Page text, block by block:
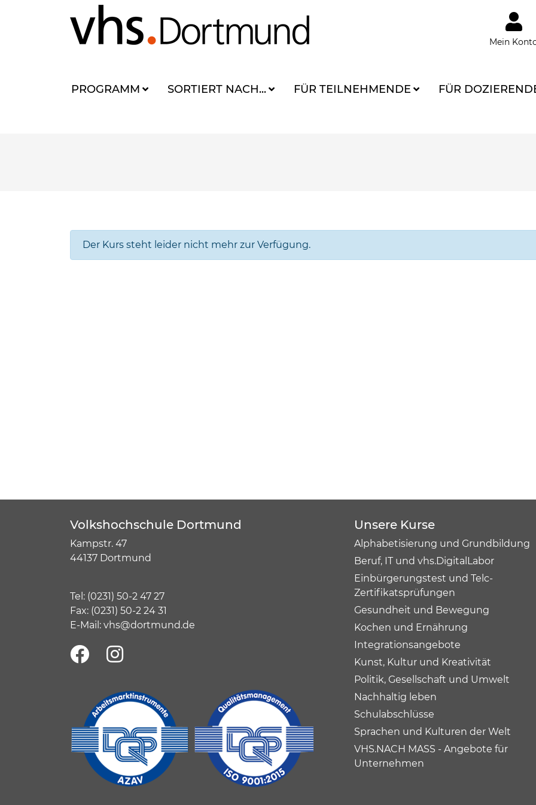
Mein
PROGRAMM SORTIERT NACH... FÜR TEILNEHMENDE FÜR
Der Kurs steht leider nicht mehr zur Verfügung.
Volkshochschule Dortmund
Kampstr. 47
44137 Dortmund
Tel: (0231) 50-2 47 27
Fax: (0231) 50-2 24 31
E-Mail: vhs@dortmund.de
Unsere Kurse
Alphabetisierung und Grundbildung
Beruf, IT und vhs.DigitalLabor
Einbürgerungstest und Telc-
Zertifikatsprüfungen
Gesundheit und Bewegung
Kochen und Ernährung
Integrationsangebote
Kunst, Kultur und Kreativität
Politik, Gesellschaft und Umwelt
Nachhaltig leben
Schulabschlüsse
Sprachen und Kulturen der Welt
VHS.NACH MASS - Angebote für
Unternehmen